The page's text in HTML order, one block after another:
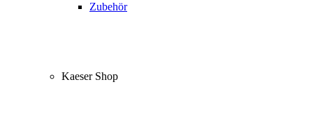
Zubehör
Kaeser Shop